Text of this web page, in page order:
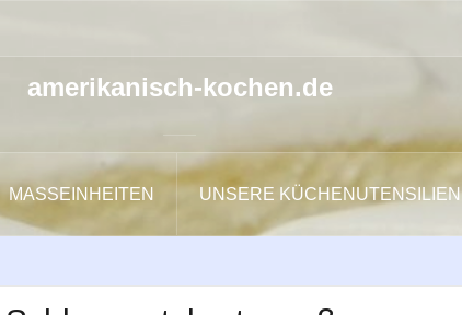
amerikanisch-kochen.de
MASSEINHEITEN UNSERE KÜCHENUTENSILIEN